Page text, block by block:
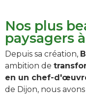
Nos plus
paysagers
Depuis sa création,
ambition de
en un chef-
de Dijon, nous